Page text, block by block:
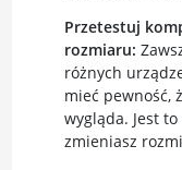
Przetestuj
rozmiaru:
różnych
mieć pewność,
wygląda. Jest
zmieniasz